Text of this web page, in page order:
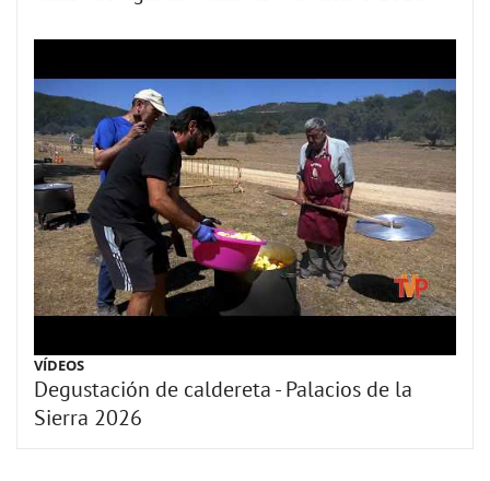
VÍDEOS
Degustación de caldereta - Palacios de la
Sierra 2026